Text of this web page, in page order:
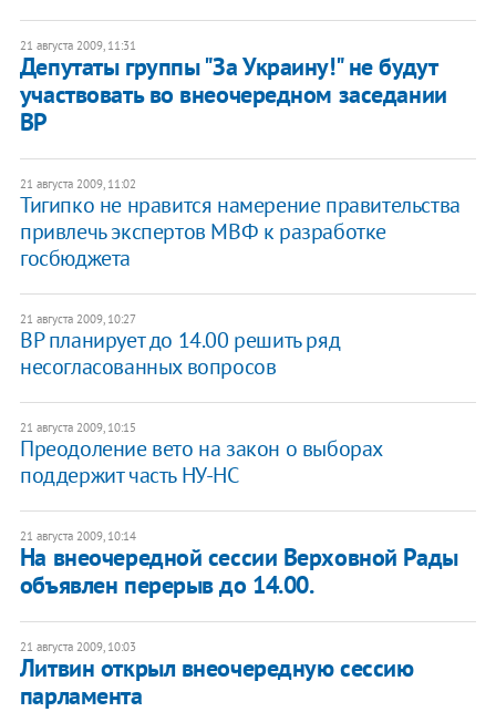
21 августа 2009, 11:31
Депутаты группы "За Украину!" не будут
участвовать во внеочередном заседании
ВР
21 августа 2009, 11:02
Тигипко не нравится намерение правительства
привлечь экспертов МВФ к разработке
госбюджета
21 августа 2009, 10:27
ВР планирует до 14.00 решить ряд
несогласованных вопросов
21 августа 2009, 10:15
Преодоление вето на закон о выборах
поддержит часть НУ-НС
21 августа 2009, 10:14
На внеочередной сессии Верховной Рады
объявлен перерыв до 14.00.
21 августа 2009, 10:03
Литвин открыл внеочередную сессию
парламента